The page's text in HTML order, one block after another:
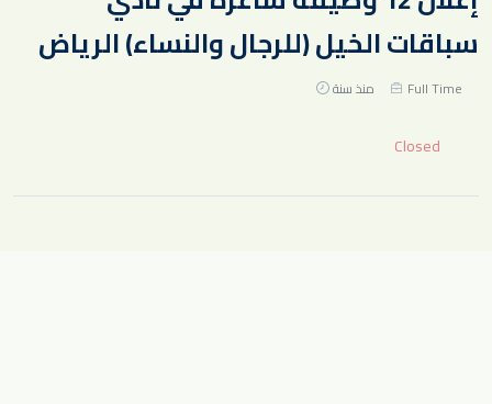
سباقات الخيل (للرجال والنساء) الرياض
Full Time منذ سنة
Closed